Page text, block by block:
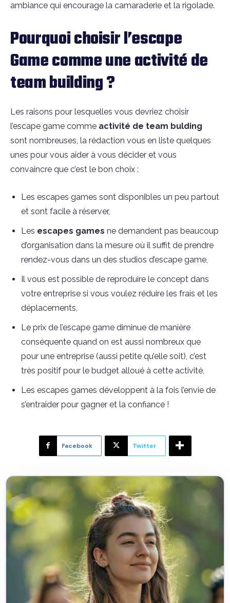
ambiance qui encourage la camaraderie et la rigolade.
Pourquoi choisir l’escape
Game comme une activité de
team building ?
Les raisons pour lesquelles vous devriez choisir
l’escape game comme activité de team bulding
sont nombreuses, la rédaction vous en liste quelques
unes pour vous aider à vous décider et vous
convaincre que c’est le bon choix :
Les escapes games sont disponibles un peu partout
et sont facile à réserver,
Les escapes games ne demandent pas beaucoup
d’organisation dans la mesure où il suffit de prendre
rendez-vous dans un des studios d’escape game,
Il vous est possible de reproduire le concept dans
votre entreprise si vous voulez réduire les frais et les
déplacements,
Le prix de l’escape game diminue de manière
conséquente quand on est aussi nombreux que
pour une entreprise (aussi petite qu’elle soit), c’est
très positif pour le budget alloué à cette activité,
Les escapes games développent à la fois l’envie de
s’entraider pour gagner et la confiance !
Facebook Twitter